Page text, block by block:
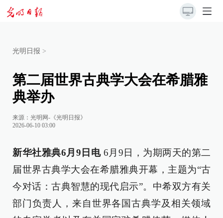
光明日报 >
第二届世界古典学大会在希腊雅
典举办
来源： 光明网-《光明日报》
2026-06-10 03:00
新华社雅典6月9日电 6月9日，为期两天的第二
届世界古典学大会在希腊雅典开幕，主题为“古
今对话：古典智慧的现代启示”。中希双方有关
部门负责人，来自世界各国古典学及相关领域